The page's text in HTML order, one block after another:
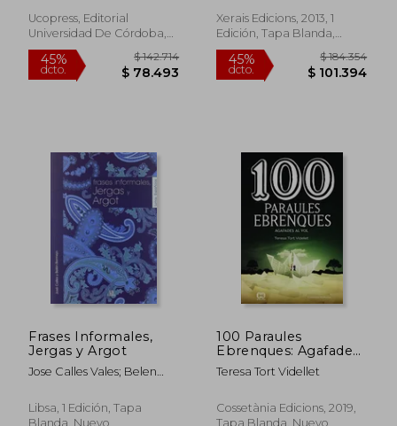
Guzmán)
Ucopress, Editorial
Universidad De Córdoba,
2019, 1 Edición, Tapa
Blanda, Nuevo
Xerais Edicions, 2013, 1
Edición, Tapa Blanda,
Nuevo
Frases Informales,
Jergas y Argot
Jose Calles Vales; Belen
Libsa, 1 Edición, Tapa
Blanda, Nuevo
100 Paraules
Ebrenques: Agafades
al vol (en Catalán)
Teresa Tort Videllet
Cossetània Edicions, 2019,
Tapa Blanda, Nuevo